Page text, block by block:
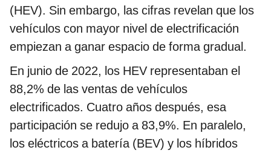
(HEV). Sin embargo, las cifras revelan que los
vehículos con mayor nivel de electrificación
empiezan a ganar espacio de forma gradual.
En junio de 2022, los HEV representaban el
88,2% de las ventas de vehículos
electrificados. Cuatro años después, esa
participación se redujo a 83,9%. En paralelo,
los eléctricos a batería (BEV) y los híbridos